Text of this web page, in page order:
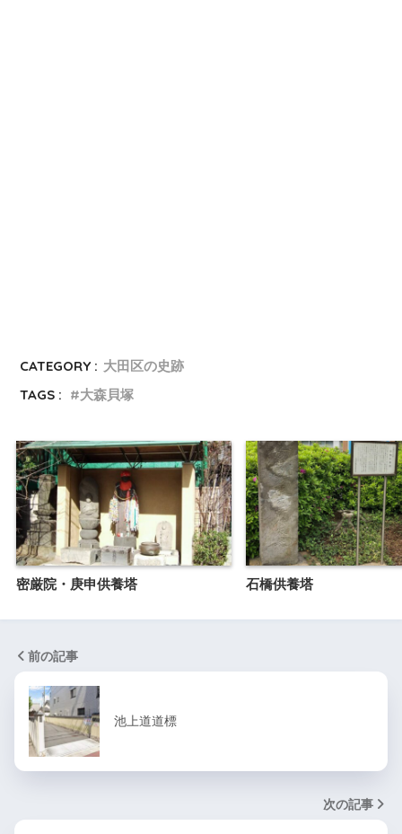
CATEGORY : 大田区の史跡
TAGS :
大森貝塚
密厳院・庚申供養塔 石橋供養塔
前の記事
池上道道標
次の記事